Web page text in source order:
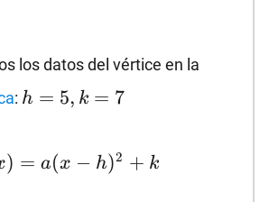
los datos del vértice en la
: h=5,k=7
h = 5, k = 7
) = a(x − h)2 + k